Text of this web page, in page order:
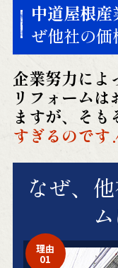
中道屋根
ぜ他社の価
企業努力によ
リフォームは
ますが、そも
すぎるのです
なぜ、
ム
理由
01